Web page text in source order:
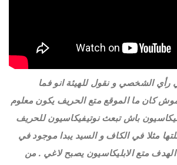
الشخصي و نقول للهيئة انو فما
كان ما الموقع متع الحريف يكون معلوم
باش تبعث نوتيفيكاسيون للحريف
مثلا في الكاف و السيد يبدا موجود في
متع الابليكاسيون يصبح لاغي . من